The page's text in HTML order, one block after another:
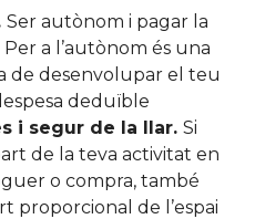
Ser autònom i pagar la
a l’autònom és una
de desenvolupar el teu
deduïble
i segur de la llar. Si
de la teva activitat en
o compra, també
proporcional de l’espai